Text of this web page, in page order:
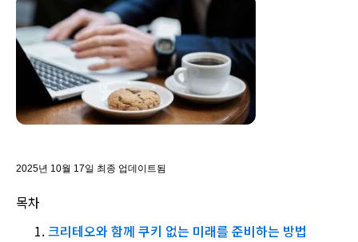
2025년 10월 17일 최종 업데이트됨
목차
크리테오와 함께 쿠키 없는 미래를 준비하는 방법